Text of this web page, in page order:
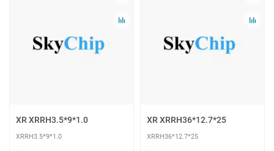
XR XRRH3.5*9*1.0
XRRH3.5*9*1.0
XR XRRH36*12.7*25
XRRH36*12.7*25